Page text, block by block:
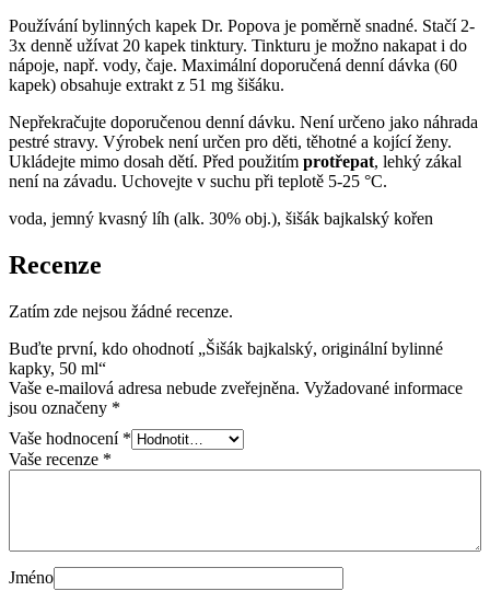
Používání bylinných kapek Dr. Popova je poměrně snadné. Stačí 2-
3x denně užívat 20 kapek tinktury. Tinkturu je možno nakapat i do
nápoje, např. vody, čaje. Maximální doporučená denní dávka (60
kapek) obsahuje extrakt z 51 mg šišáku.
Nepřekračujte doporučenou denní dávku. Není určeno jako náhrada
pestré stravy. Výrobek není určen pro děti, těhotné a kojící ženy.
Ukládejte mimo dosah dětí. Před použitím protřepat, lehký zákal
není na závadu. Uchovejte v suchu při teplotě 5-25 °C.
voda, jemný kvasný líh (alk. 30% obj.), šišák bajkalský kořen
Recenze
Zatím zde nejsou žádné recenze.
Buďte první, kdo ohodnotí „Šišák bajkalský, originální bylinné
kapky, 50 ml“
Vaše e-mailová adresa nebude zveřejněna. Vyžadované informace
jsou označeny *
Vaše hodnocení *
Vaše recenze *
Jméno